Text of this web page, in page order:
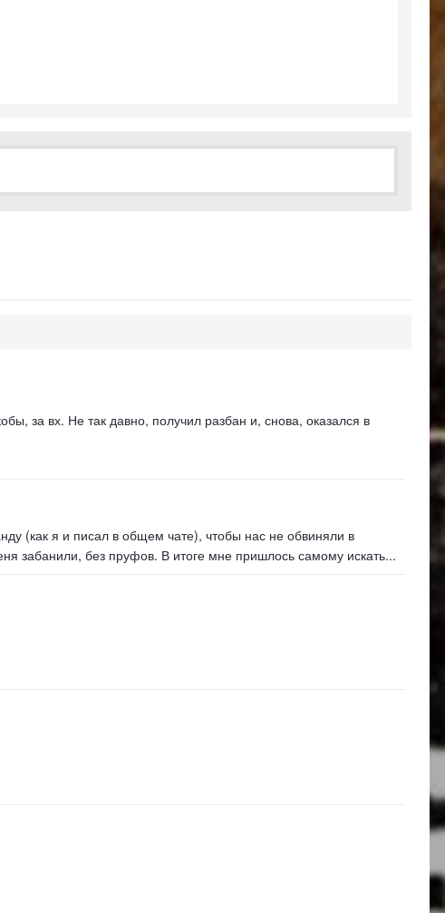
за вх. Не так давно, получил разбан и, снова, оказался в
(как я и писал в общем чате), чтобы нас не обвиняли в
забанили, без пруфов. В итоге мне пришлось самому искать...